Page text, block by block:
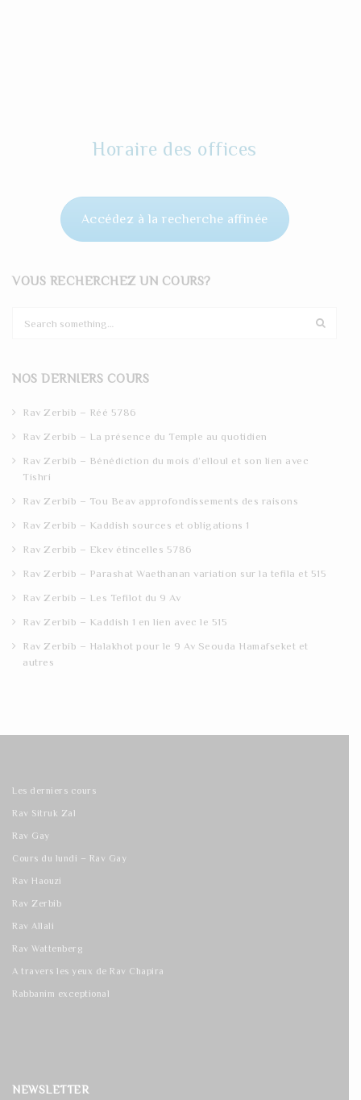
Horaire des offices
Accédez à la recherche affinée
VOUS RECHERCHEZ UN COURS?
c
NOS DERNIERS COURS
Rav Zerbib – Réé 5786
Rav Zerbib – La présence du Temple au quotidien
Rav Zerbib – Bénédiction du mois d’elloul et son lien avec
Tishri
Rav Zerbib – Tou Beav approfondissements des raisons
Rav Zerbib – Kaddish sources et obligations 1
Rav Zerbib – Ekev étincelles 5786
Rav Zerbib – Parashat Waethanan variation sur la tefila et 515
Rav Zerbib – Les Tefilot du 9 Av
Rav Zerbib – Kaddish 1 en lien avec le 515
Rav Zerbib – Halakhot pour le 9 Av Seouda Hamafseket et
autres
Les derniers cours
Rav Sitruk Zal
Rav Gay
Cours du lundi – Rav Gay
Rav Haouzi
Rav Zerbib
Rav Allali
Rav Wattenberg
A travers les yeux de Rav Chapira
Rabbanim exceptional
NEWSLETTER